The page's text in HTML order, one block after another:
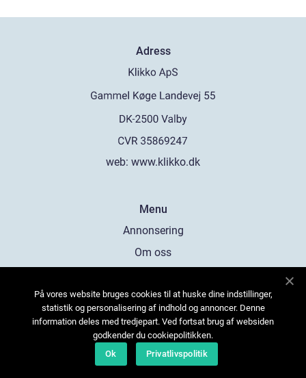
Adress
web: www.klikko.dk
Menu
Annonsering
Om oss
Kontakta oss
Sitemap
På vores website bruges cookies til at huske dine indstillinger,
statistik og personalisering af indhold og annoncer. Denne
information deles med tredjepart. Ved fortsat brug af websiden
godkender du cookiepolitikken.
Ok
Privatlivspolitik